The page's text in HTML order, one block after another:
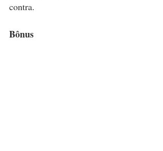
contra.
Bônus